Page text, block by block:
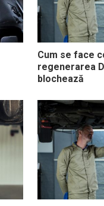
Cum se face
regenerarea
blochează